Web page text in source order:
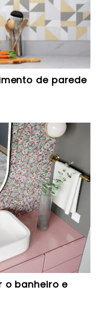
de parede
o banheiro e